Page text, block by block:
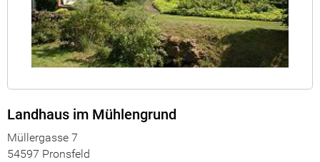
Landhaus im Mühlengrund
Müllergasse 7
54597 Pronsfeld